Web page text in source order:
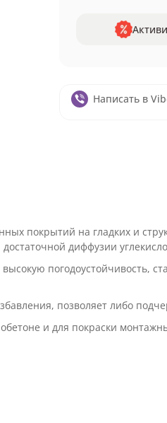
Написать в
покрытий на гладких и
диффузии
погодоустойчивость,
позволяет либо
и для покраски